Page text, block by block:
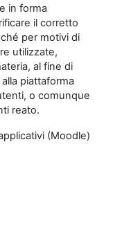
in forma
il corretto
per motivi di
utilizzate,
al fine di
piattaforma
o comunque
reato.
(Moodle)